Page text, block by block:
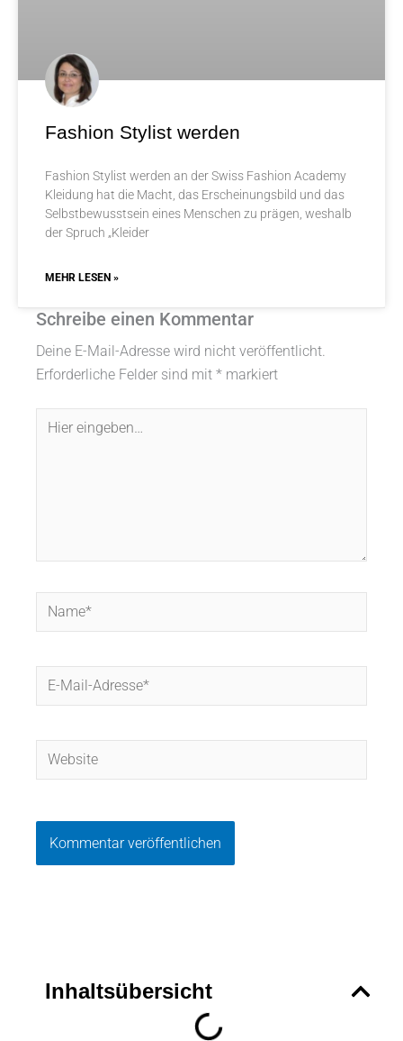
Fashion Stylist werden
Fashion Stylist werden an der Swiss Fashion Academy
Kleidung hat die Macht, das Erscheinungsbild und das
Selbstbewusstsein eines Menschen zu prägen, weshalb
der Spruch „Kleider
MEHR LESEN »
Schreibe einen Kommentar
Deine E-Mail-Adresse wird nicht veröffentlicht.
Erforderliche Felder sind mit * markiert
Hier
Name*
Website
Inhaltsübersicht